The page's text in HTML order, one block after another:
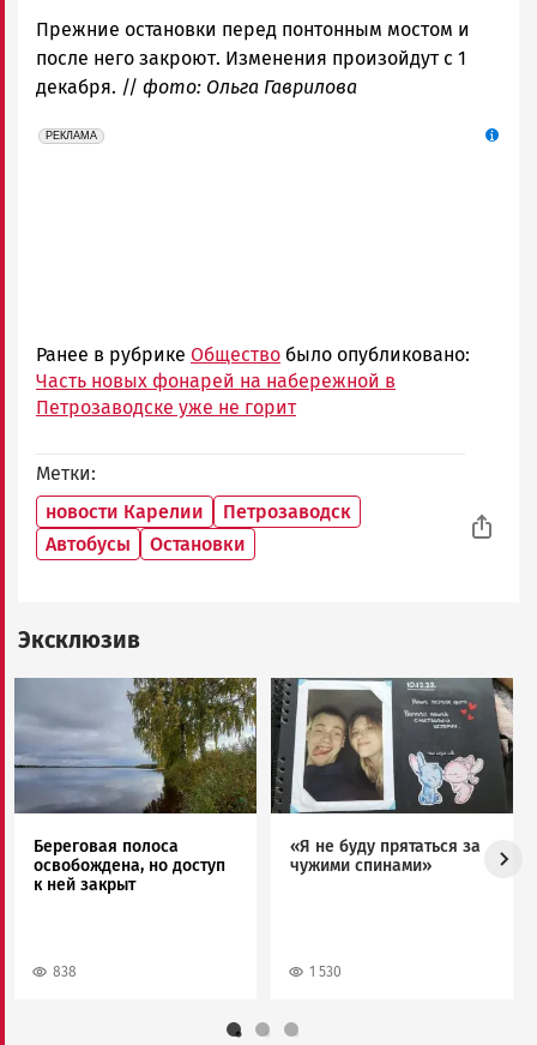
Прежние остановки перед понтонным мостом и
после него закроют. Изменения произойдут с 1
декабря. // фото: Ольга Гаврилова
erid: Pb3XmBtzt7qh4nNaikXnuHE1bzSb6Vb4eeL28Ue
РЕКЛАМА
Реклама
Ранее в рубрике Общество было опубликовано:
Часть новых фонарей на набережной в
Петрозаводске уже не горит
Метки
новости Карелии
Петрозаводск
Автобусы
Остановки
Эксклюзив
Береговая полоса
освобождена, но доступ
к ней закрыт
838
Image
«Я не буду прятаться за
чужими спинами»
1 530